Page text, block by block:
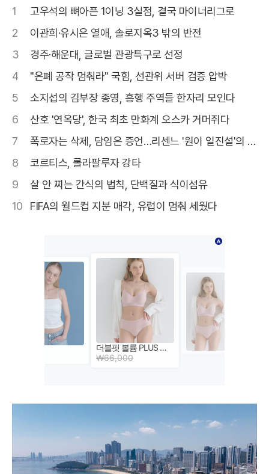
1
고우석의 뼈아픈 1이닝 3실점, 결국 마이너리그로
2
이관희·유시은 열애, 솔로지옥3 밖의 반전
3
경주·해운대, 글로벌 관광특구로 선정
4
"은폐 공작 멈춰라" 국힘, 선관위 서버 검증 압박
5
소지섭의 김부장 종영, 흥행 주역들 한자리 모인다
6
산호 '연옥당', 한국 최초 만화계 오스카 거머쥐다
7
폭로자는 삭제, 담임은 증언…리센느 '원이 일진설'의 결
말
8
코르티스, 롤라팔루자 강타
9
살 안 찌는 간식의 법칙, 단백질과 식이섬유
10
FIFA의 월드컵 지분 매각, 유럽이 멈춰 세웠다